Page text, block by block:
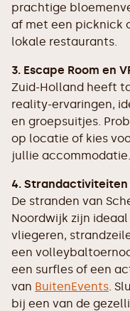
prachtige
af met een picknick
lokale restaurants.
3. Escape Room en
Zuid-Holland heeft
reality-ervaringen,
en groepsuitjes.
op locatie of kies
jullie accommodatie.
4. Strandactiviteiten
De stranden van
Noordwijk zijn
vliegeren,
een
een surfles of een
van BuitenEvents.
bij een van de